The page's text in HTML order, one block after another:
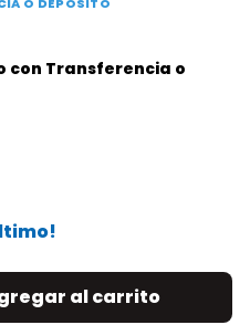
con Transferencia o